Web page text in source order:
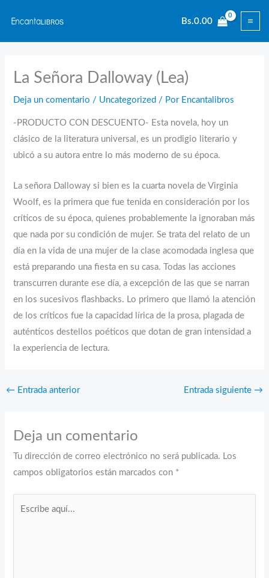
contenido
Bs.0.00
La Señora Dalloway (Lea)
Deja un comentario / Uncategorized / Por Encantalibros
-PRODUCTO CON DESCUENTO- Esta novela, hoy un
clásico de la literatura universal, es un prodigio literario y
ubicó a su autora entre lo más moderno de su época.
La señora Dalloway si bien es la cuarta novela de Virginia
Woolf, es la primera que fue tenida en consideración por los
críticos de su época, quienes probablemente la ignoraban más
que nada por su condición de mujer. Se trata del relato de un
día en la vida de una mujer de la clase acomodada inglesa que
está preparando una fiesta en su casa. Todas las acciones
transcurren durante ese día, a excepción de las que se narran
en los sucesivos flashbacks. Lo primero que llamó la atención
de los críticos fue la capacidad lírica de la prosa, plagada de
auténticos destellos poéticos que dotan de gran intensidad a
la experiencia de lectura.
← Entrada anterior Entrada siguiente →
Deja un comentario
Tu dirección de correo electrónico no será publicada. Los
campos obligatorios están marcados con *